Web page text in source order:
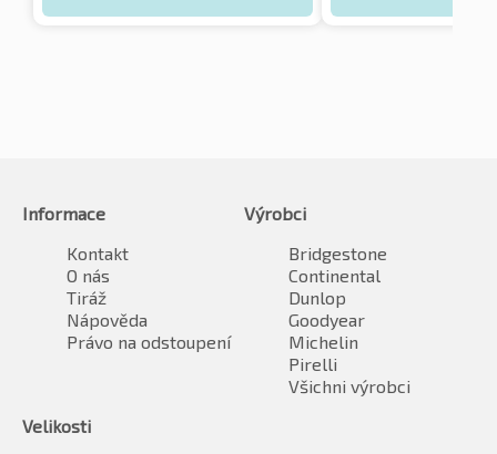
Informace
Kontakt
O nás
Tiráž
Nápověda
Právo na odstoupení
Výrobci
Bridgestone
Continental
Dunlop
Goodyear
Michelin
Pirelli
Všichni výrobci
Velikosti